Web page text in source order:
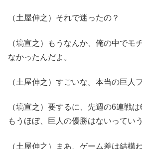
（土屋伸之）それで迷ったの？
（塙宣之）もうなんか、俺の中でモ
なかったんだよ。
（土屋伸之）すごいな。本当の巨人
（塙宣之）要するに、先週の6連戦
もうほぼ、巨人の優勝はないっていう
（土屋伸之）まあ、ゲーム差は結構